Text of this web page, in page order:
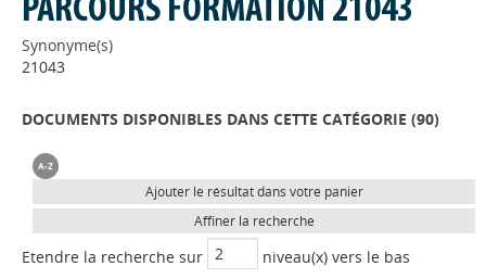
PARCOURS FORMATION 21043
Synonyme(s)
21043
DOCUMENTS DISPONIBLES DANS CETTE CATÉGORIE (90)
Ajouter le résultat dans votre panier
Affiner la recherche
Etendre la recherche sur niveau(x) vers le bas